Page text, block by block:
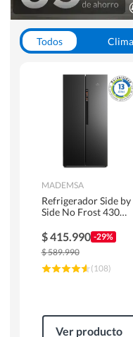
Todos
Hornos y Microondas
MADEMSA
Refrigerador Side by
Side No Frost 430
MAS430B
$415.990 -29%
$589.990
(108)
Ver producto